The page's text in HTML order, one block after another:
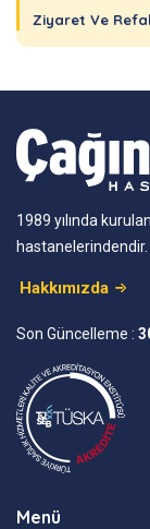
Ziyaret Ve
1989 yılında
hastanelerindendir.
Hakkımızda
Son Güncelleme :
Menü